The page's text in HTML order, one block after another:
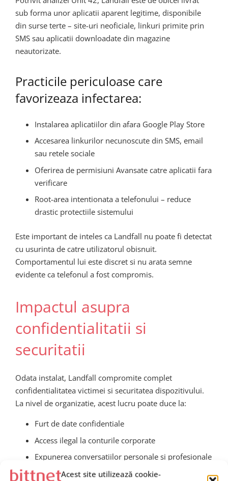
Acest site utilizează cookie-
sub forma unor aplicatii aparent legitime, disponibile
din surse terte – site-uri neoficiale, linkuri primite prin
SMS sau aplicatii downloadate din magazine
neautorizate.
Practicile periculoase care
favorizeaza infectarea:
Instalarea aplicatiilor din afara Google Play Store
Accesarea linkurilor necunoscute din SMS, email
sau retele sociale
Oferirea de permisiuni Avansate catre aplicatii fara
verificare
Root-area intentionata a telefonului – reduce
drastic protectiile sistemului
Este important de inteles ca Landfall nu poate fi detectat
cu usurinta de catre utilizatorul obisnuit.
Comportamentul lui este discret si nu arata semne
evidente ca telefonul a fost compromis.
Impactul asupra
confidentialitatii si
securitatii
Odata instalat, Landfall compromite complet
confidentialitatea victimei si securitatea dispozitivului.
La nivel de organizatie, acest lucru poate duce la:
Furt de date confidentiale
Access ilegal la conturile corporate
Expunerea conversatiilor personale si profesionale
Monitorizarea video si audio fara consimtamant